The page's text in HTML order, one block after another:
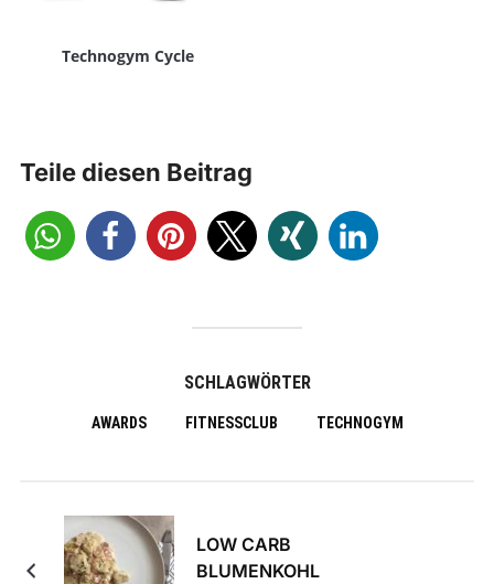
Technogym Cycle
Teile diesen Beitrag
SCHLAGWÖRTER
AWARDS FITNESSCLUB TECHNOGYM
LOW CARB
BLUMENKOHL